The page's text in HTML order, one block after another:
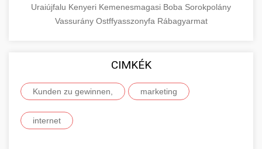
Uraiújfalu Kenyeri Kemenesmagasi Boba Sorokpolány
Vassurány Ostffyasszonyfa Rábagyarmat
CIMKÉK
Kunden zu gewinnen, marketing
internet